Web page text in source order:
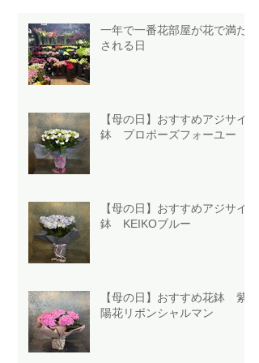
一年で一番花部屋が花で満た
される日
【母の日】おすすめアジサイ
鉢 プロポーズフォーユー
【母の日】おすすめアジサイ
鉢 KEIKOブルー
【母の日】おすすめ花鉢 紫
陽花リボンシャルマン